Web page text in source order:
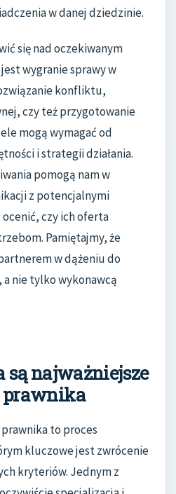
w danej dziedzinie.
się nad oczekiwanym
wygranie sprawy w
konfliktu,
czy też przygotowanie
mogą wymagać od
i strategii działania.
pomogą nam w
z potencjalnymi
czy ich oferta
Pamiętajmy, że
w dążeniu do
nie tylko wykonawcą
najważniejsze
prawnika
to proces
kluczowe jest zwrócenie
kryteriów. Jednym z